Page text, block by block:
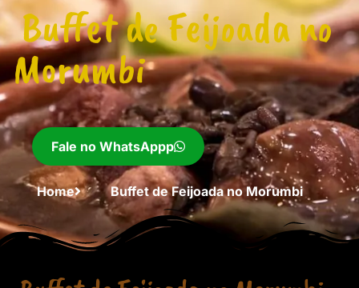
Buffet de Feijoada no
Morumbi
Fale no WhatsAppp
Home Buffet de Feijoada no Morumbi